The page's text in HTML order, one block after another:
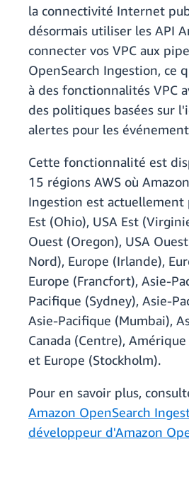
la connectivité Internet
désormais utiliser les API
connecter vos VPC aux
OpenSearch Ingestion, ce
à des fonctionnalités VPC
des politiques basées sur
alertes pour les
Cette fonctionnalité est
15 régions AWS où
Ingestion est actuellement
Est (Ohio), USA Est
Ouest (Oregon), USA
Nord), Europe (Irlande),
Europe (Francfort), Asie-
Pacifique (Sydney), Asie-
Asie-Pacifique (Mumbai),
Canada (Centre),
et Europe (Stockholm).
Pour en savoir plus,
Amazon OpenSearch
développeur d'Amazon